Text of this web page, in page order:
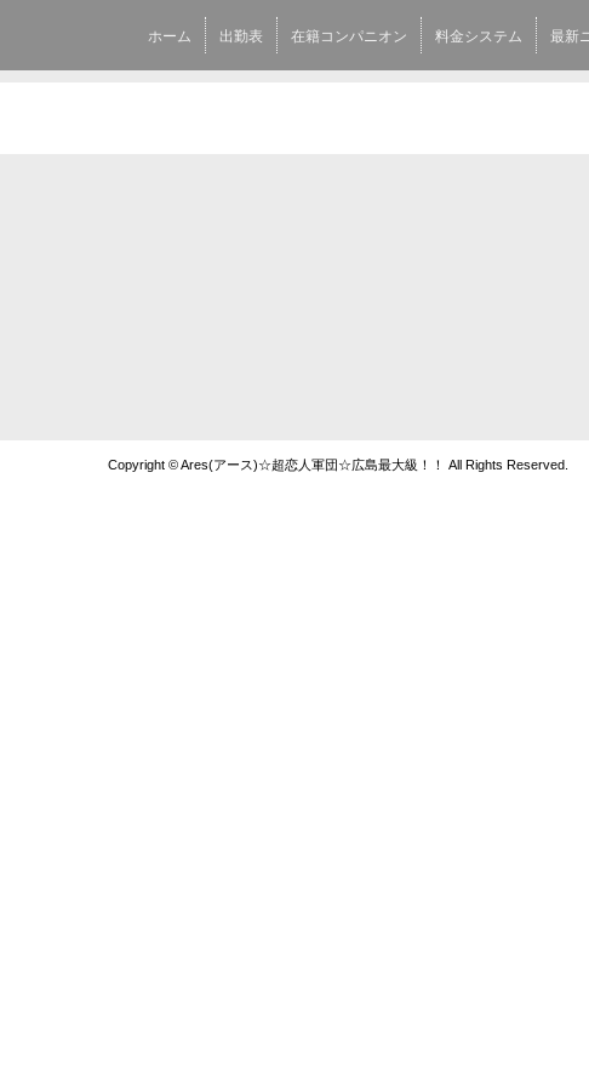
ホーム 出勤表 在籍コンパニオン 料金システム 最新
Copyright © Ares(アース)☆超恋人軍団☆広島最大級！！ All Rights Reserved.